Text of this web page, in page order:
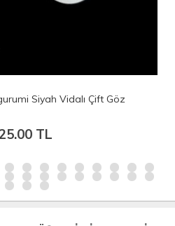
Göz